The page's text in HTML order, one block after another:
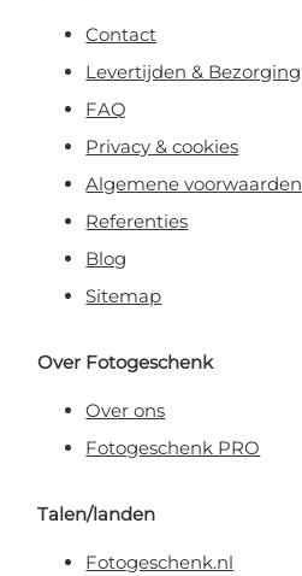
Contact
Levertijden & Bezorging
FAQ
Privacy & cookies
Algemene voorwaarden
Referenties
Blog
Sitemap
Over Fotogeschenk
Over ons
Fotogeschenk PRO
Talen/landen
Fotogeschenk.nl